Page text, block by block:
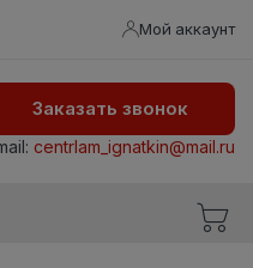
Мой аккаунт
Заказать звонок
centrlam_ignatkin@mail.ru